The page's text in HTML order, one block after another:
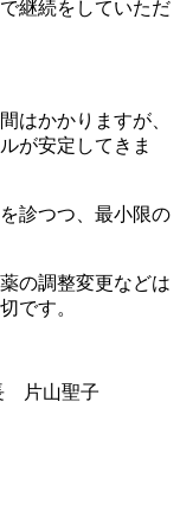
継続をしていただ
はかかりますが、
が安定してきま
診つつ、最小限の
の調整変更などは
です。
片山聖子